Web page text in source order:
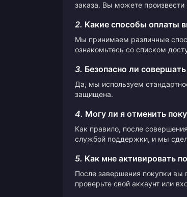
заказа. Вы можете
2. Какие способы оплаты
Мы принимаем различные
ознакомьтесь со списком
3. Безопасно ли
Да, мы используем
защищена.
4. Могу ли я отменить
Как правило, после
службой поддержки, и мы
5. Как мне активировать
После завершения покупки вы
проверьте свой аккаунт или